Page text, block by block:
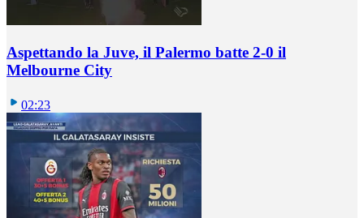
Aspettando la Juve, il Palermo batte 2-0 il
Melbourne City
02:23